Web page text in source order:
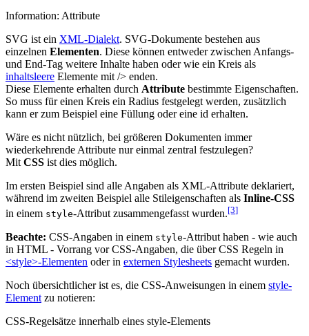
Information: Attribute
SVG ist ein XML-Dialekt. SVG-Dokumente bestehen aus
einzelnen Elementen. Diese können entweder zwischen Anfangs-
und End-Tag weitere Inhalte haben oder wie ein Kreis als
inhaltsleere Elemente mit /> enden.
Diese Elemente erhalten durch Attribute bestimmte Eigenschaften.
So muss für einen Kreis ein Radius festgelegt werden, zusätzlich
kann er zum Beispiel eine Füllung oder eine id erhalten.
Wäre es nicht nützlich, bei größeren Dokumenten immer
wiederkehrende Attribute nur einmal zentral festzulegen?
Mit CSS ist dies möglich.
Im ersten Beispiel sind alle Angaben als XML-Attribute deklariert,
während im zweiten Beispiel alle Stileigenschaften als Inline-CSS
in einem style-Attribut zusammengefasst wurden.[3]
Beachte: CSS-Angaben in einem style-Attribut haben - wie auch
in HTML - Vorrang vor CSS-Angaben, die über CSS Regeln in
<style>-Elementen oder in externen Stylesheets gemacht wurden.
Noch übersichtlicher ist es, die CSS-Anweisungen in einem style-
Elementzu notieren:
CSS-Regelsätze innerhalb eines style-Elements